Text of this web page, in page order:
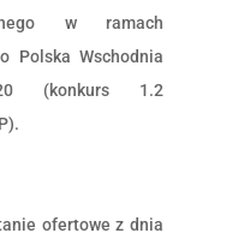
w ramach
Polska Wschodnia
(konkurs 1.2
ofertowe z dnia